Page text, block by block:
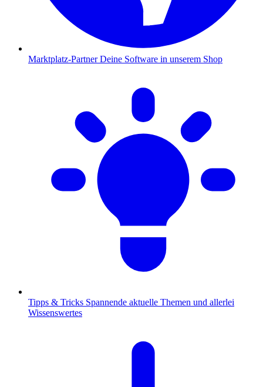
Marktplatz-Partner Deine Software in unserem Shop
Tipps & Tricks Spannende aktuelle Themen und allerlei
Wissenswertes